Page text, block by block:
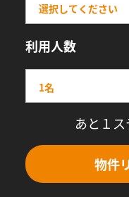
利用人数
あと１ス
物件